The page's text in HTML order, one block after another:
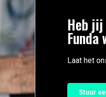
Heb jij
Funda
Laat het
Stuur